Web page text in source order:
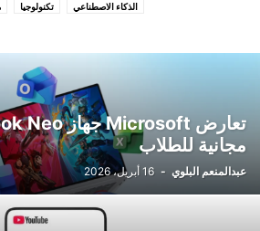
الذكاء الاصطناعي تكنولوجيا
مجانية للطلاب
عبدالمنعم البلوي - 16 أبريل، 2026